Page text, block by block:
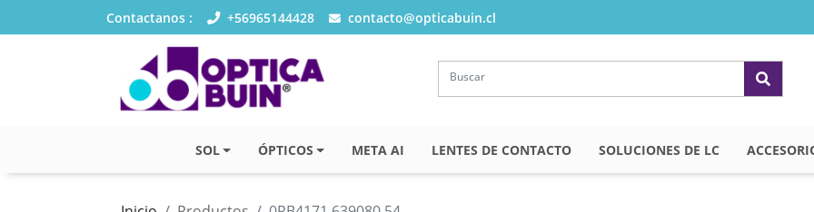
Contactanos : +56965144428 contacto@opticabuin.cl
SOL ÓPTICOS META AI LENTES DE CONTACTO SOLUCIONES DE LC